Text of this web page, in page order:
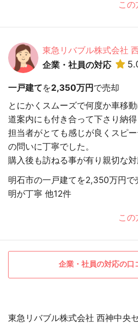
こ
東急リバブル株式会社
企業・社員の対応
一戸建てを2,350万円 で売却
とにかくスムーズで何度か車移
道案内にも付き合って下さり納得
担当者がとても感じが良くスピ
の問いに丁寧でした。
購入後も訪ねる事が有り親切な対
明石市の一戸建てを2,350万円
明が丁寧 他12件
こ
企業・社員の対応の口
東急リバブル株式会社 西神中央